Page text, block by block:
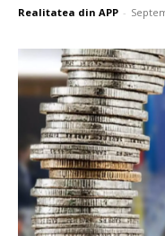
Realitatea din APP -